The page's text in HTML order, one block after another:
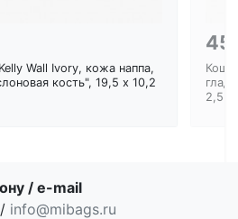
Wall Ivory, кожа наппа,
кость", 19,5 x 10,2
2,5
/ e-mail
/ info@mibags.ru